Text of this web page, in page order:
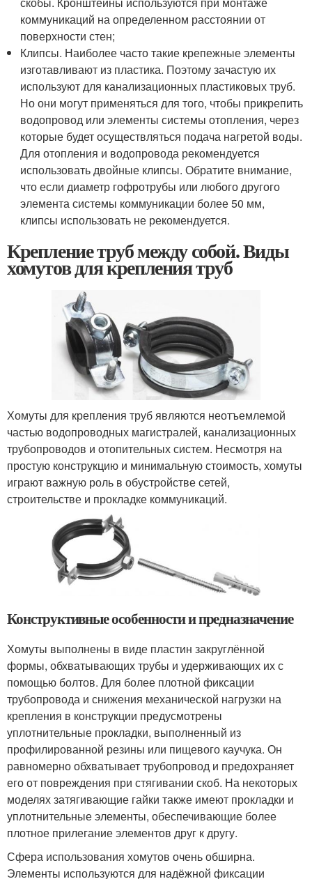
коммуникаций на определенном расстоянии от
поверхности стен;
Клипсы. Наиболее часто такие крепежные элементы
изготавливают из пластика. Поэтому зачастую их
используют для канализационных пластиковых труб.
Но они могут применяться для того, чтобы прикрепить
водопровод или элементы системы отопления, через
которые будет осуществляться подача нагретой воды.
Для отопления и водопровода рекомендуется
использовать двойные клипсы. Обратите внимание,
что если диаметр гофротрубы или любого другого
элемента системы коммуникации более 50 мм,
клипсы использовать не рекомендуется.
Крепление труб между собой. Виды
хомутов для крепления труб
Хомуты для крепления труб являются неотъемлемой
частью водопроводных магистралей, канализационных
трубопроводов и отопительных систем. Несмотря на
простую конструкцию и минимальную стоимость, хомуты
играют важную роль в обустройстве сетей,
строительстве и прокладке коммуникаций.
Конструктивные особенности и предназначение
Хомуты выполнены в виде пластин закруглённой
формы, обхватывающих трубы и удерживающих их с
помощью болтов. Для более плотной фиксации
трубопровода и снижения механической нагрузки на
крепления в конструкции предусмотрены
уплотнительные прокладки, выполненный из
профилированной резины или пищевого каучука. Он
равномерно обхватывает трубопровод и предохраняет
его от повреждения при стягивании скоб. На некоторых
моделях затягивающие гайки также имеют прокладки и
уплотнительные элементы, обеспечивающие более
плотное прилегание элементов друг к другу.
Сфера использования хомутов очень обширна.
Элементы используются для надёжной фиксации